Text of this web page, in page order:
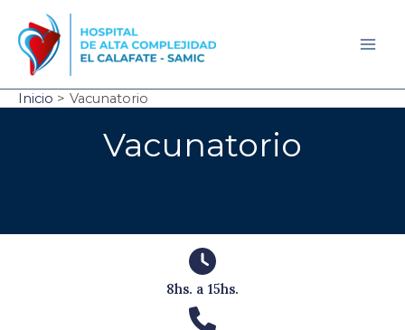
contenido
Inicio Vacunatorio
Vacunatorio
8hs. a 15hs.